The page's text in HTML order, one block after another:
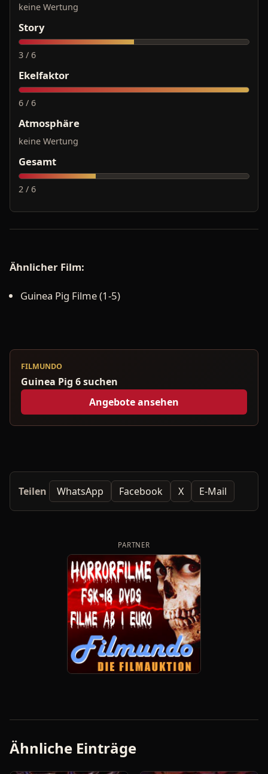
keine Wertung
Story
3 / 6
Ekelfaktor
6 / 6
Atmosphäre
keine Wertung
Gesamt
2 / 6
Ähnlicher Film:
Guinea Pig Filme (1-5)
FILMUNDO
Guinea Pig 6 suchen
Angebote ansehen
Teilen WhatsApp Facebook X E-Mail
PARTNER
Ähnliche Einträge